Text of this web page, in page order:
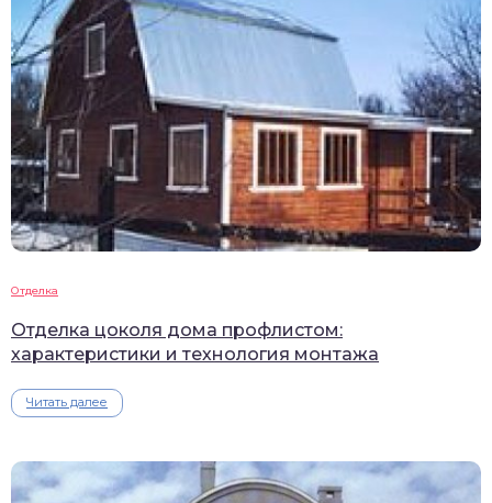
Отделка
Отделка цоколя дома профлистом:
характеристики и технология монтажа
Читать далее